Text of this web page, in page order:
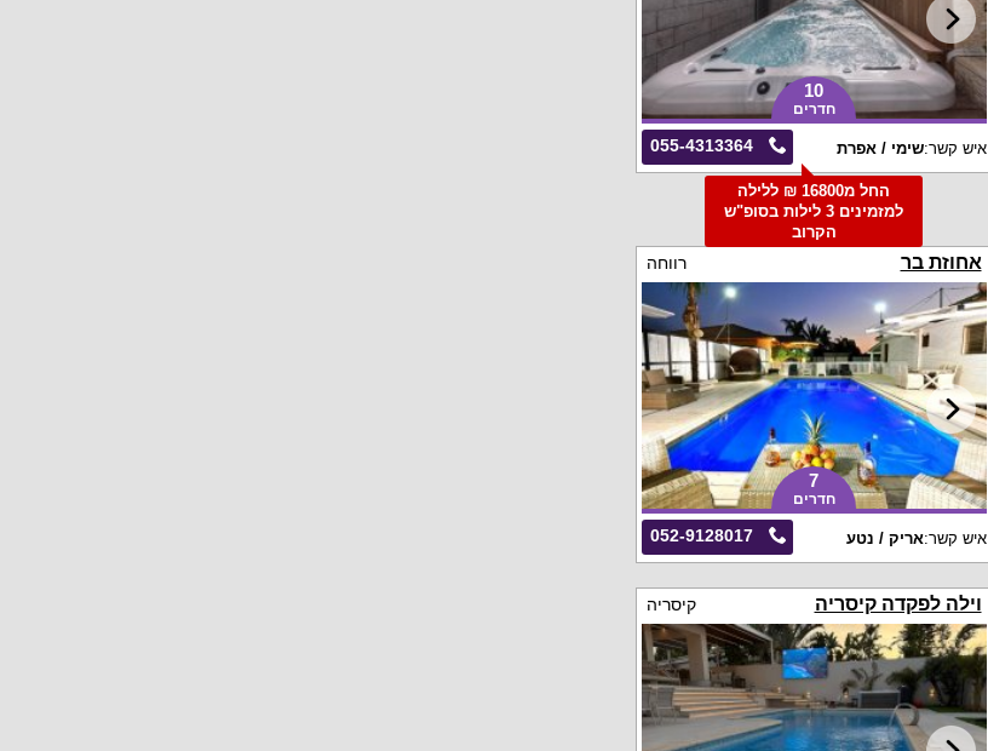
10
חדרים
055-4313364 איש קשר:שימי / אפרת
החל מ16800 ₪ ללילה
למזמינים 3 לילות בסופ"ש
הקרוב
אחוזת בר רווחה
7
חדרים
052-9128017 איש קשר:אריק / נטע
וילה לפקדה קיסריה קיסריה